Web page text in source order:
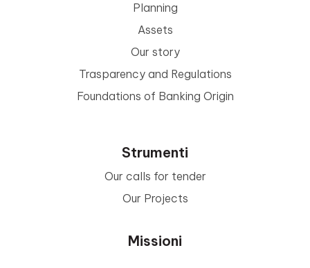
Planning
Assets
Our story
Trasparency and Regulations
Foundations of Banking Origin
Strumenti
Our calls for tender
Our Projects
Missioni